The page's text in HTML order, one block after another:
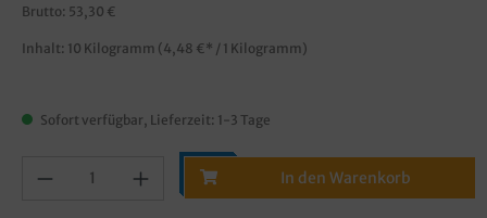
Brutto: 53,30 €
Inhalt: 10 Kilogramm (4,48 €* / 1 Kilogramm)
Sofort verfügbar, Lieferzeit: 1-3 Tage
In den Warenkorb